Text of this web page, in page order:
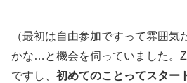
（最初は自由参加ですって雰囲気
かな…と機会を伺っていました。
ですし、 初めてのことってスター